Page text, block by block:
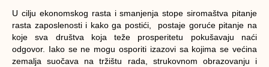
U cilju ekonomskog rasta i smanjenja stope siromaštva pitanje
rasta zaposlenosti i kako ga postići, postaje goruće pitanje na
koje sva društva koja teže prosperitetu pokušavaju naći
odgovor. Iako se ne mogu osporiti izazovi sa kojima se većina
zemalja suočava na tržištu rada, strukovnom obrazovanju i